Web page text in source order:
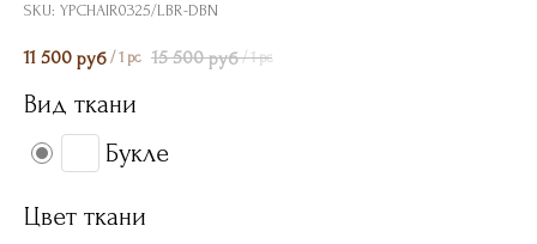
SKU: YPCHAIR0325/LBR-DBN
11 500 руб / 1 pc 15 500 руб / 1 pc
Вид ткани
Букле
Цвет ткани